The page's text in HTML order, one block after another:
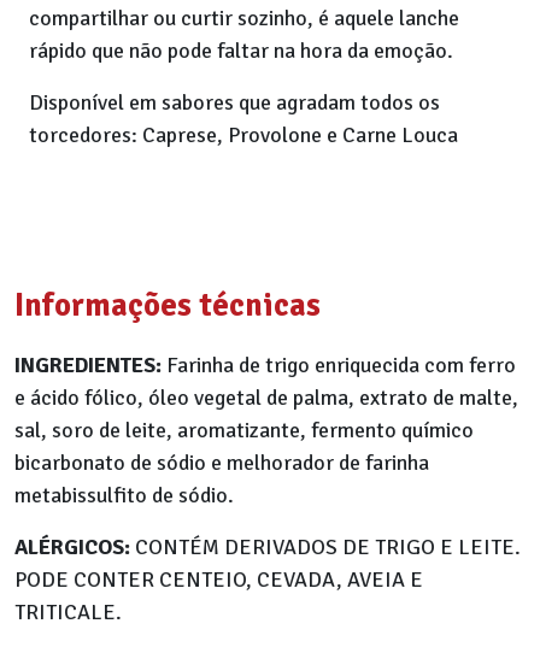
compartilhar ou curtir sozinho, é aquele lanche
rápido que não pode faltar na hora da emoção.
Disponível em sabores que agradam todos os
torcedores: Caprese, Provolone e Carne Louca
Informações técnicas
INGREDIENTES: Farinha de trigo enriquecida com ferro
e ácido fólico, óleo vegetal de palma, extrato de malte,
sal, soro de leite, aromatizante, fermento químico
bicarbonato de sódio e melhorador de farinha
metabissulfito de sódio.
ALÉRGICOS: CONTÉM DERIVADOS DE TRIGO E LEITE.
PODE CONTER CENTEIO, CEVADA, AVEIA E
TRITICALE.